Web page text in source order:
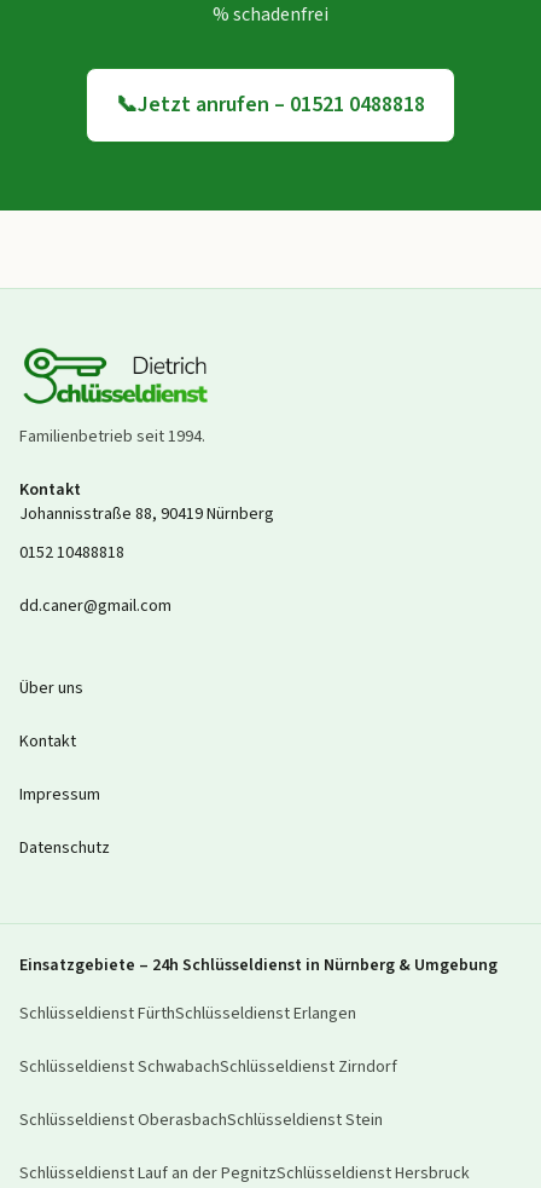
% schadenfrei
📞Jetzt anrufen – 01521 0488818
Familienbetrieb seit1994.
Kontakt
Johannisstraße 88, 90419Nürnberg
0152 10488818
dd.caner@gmail.com
Über uns
Kontakt
Impressum
Datenschutz
Einsatzgebiete – 24h Schlüsseldienst in Nürnberg & Umgebung
SchlüsseldienstFürthSchlüsseldienstErlangen
SchlüsseldienstSchwabachSchlüsseldienst Zirndorf
SchlüsseldienstOberasbachSchlüsseldienstStein
SchlüsseldienstLauf an der PegnitzSchlüsseldienstHersbruck